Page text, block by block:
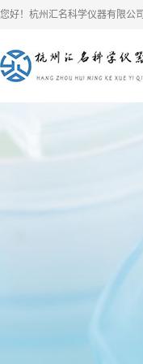
您好！杭州汇名科学仪器有限公